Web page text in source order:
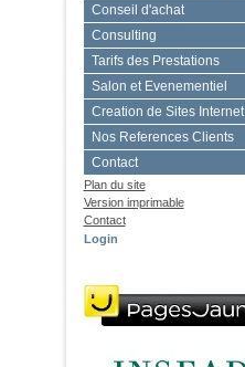
Conseil d'achat
Consulting
Tarifs des Prestations
Salon et Evenementiel
Creation de Sites Internet
Nos References Clients
Contact
Plan du site
Version imprimable
Contact
Login